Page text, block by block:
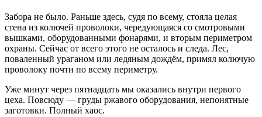
Забора не было. Раньше здесь, судя по всему, стояла целая
стена из колючей проволоки, чередующаяся со смотровыми
вышками, оборудованными фонарями, и вторым периметром
охраны. Сейчас от всего этого не осталось и следа. Лес,
поваленный ураганом или ледяным дождём, примял колючую
проволоку почти по всему периметру.
Уже минут через пятнадцать мы оказались внутри первого
цеха. Повсюду — груды ржавого оборудования, непонятные
заготовки. Полный хаос.